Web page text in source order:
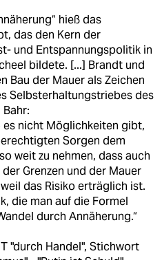
hieß das
das den Kern der
und Entspannungspolitik in
bildete. [...] Brandt und
Bau der Mauer als Zeichen
Selbsterhaltungstriebes des
Bahr:
es nicht Möglichkeiten gibt,
Sorgen dem
weit zu nehmen, dass auch
Grenzen und der Mauer
das Risiko erträglich ist.
die man auf die Formel
durch Annäherung.“
"durch Handel", Stichwort